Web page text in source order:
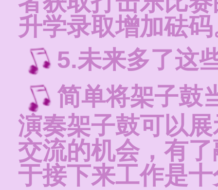
升学录取增加砝
5.未来多了这
简单将架子鼓
演奏架子鼓可以
交流的机会，有
于接下来工作是